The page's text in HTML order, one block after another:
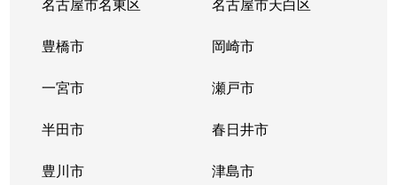
豊橋市 岡崎市
一宮市 瀬戸市
半田市 春日井市
豊川市 津島市